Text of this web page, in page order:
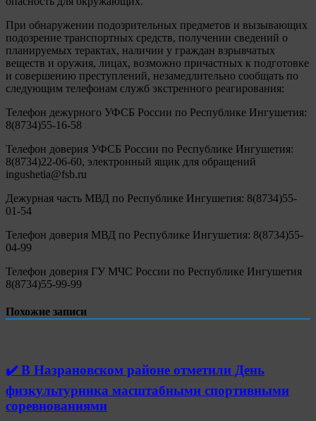
При обнаружении подозрительных предметов и вызывающих
подозрение транспортных средств, получении сведений о
планируемых терактах, наличии у граждан взрывчатых
веществ и оружия, лицах, возможно причастных к подготовке
и совершению преступлений, незамедлительно сообщать по
следующим телефонам служб экстренного реагирования:
Телефон дежурного УФСБ России по Республике Ингушетия:
8(8734)55-16-58
Телефон доверия УФСБ России по Республике Ингушетия:
8(8734)22-06-60, электронный ящик для обращений
ingushetia@fsb.ru
Дежурная часть МВД по Республике Ингушетия: 8(8734)55-
01-54
Телефон доверия МВД по Республике Ингушетия: 8(8734)55-
04-99
Телефон доверия ГУ МЧС России по Республике Ингушетия
8(8734)55-99-99
Похожие записи
✔️ В Назрановском районе отметили День
физкультурника масштабными спортивными
соревнованиями